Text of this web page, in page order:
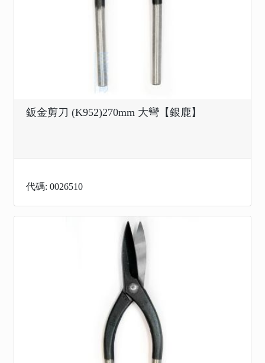
鈑金剪刀 (K952)270mm 大彎【銀鹿】
代碼: 0026510